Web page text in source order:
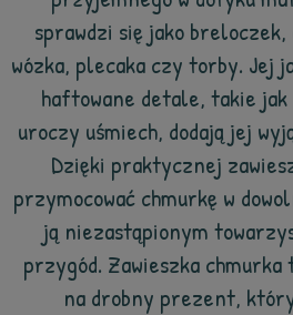
sprawdzi się jako breloczek,
wózka, plecaka czy torby. Jej
haftowane detale, takie
uroczy uśmiech, dodają jej
Dzięki praktycznej
przymocować chmurkę w
ją niezastąpionym
przygód. Zawieszka chmurka
na drobny prezent, który